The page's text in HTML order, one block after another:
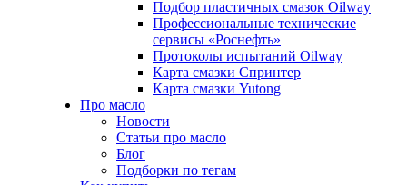
Подбор пластичных смазок Oilway
Профессиональные технические
сервисы «Роснефть»
Протоколы испытаний Oilway
Карта смазки Спринтер
Карта смазки Yutong
Про масло
Новости
Статьи про масло
Блог
Подборки по тегам